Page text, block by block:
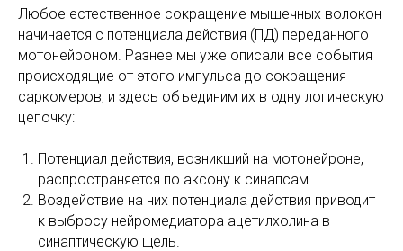
Любое естественное сокращение мышечных волокон
начинается с потенциала действия (ПД) переданного
мотонейроном. Разнее мы уже описали все события
происходящие от этого импульса до сокращения
саркомеров, и здесь объединим их в одну логическую
цепочку:
Потенциал действия, возникший на мотонейроне,
распространяется по аксону к синапсам.
Воздействие на них потенциала действия приводит
к выбросу нейромедиатора ацетилхолина в
синаптическую щель.